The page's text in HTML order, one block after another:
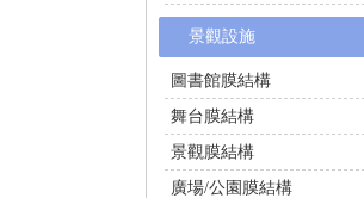
景觀設施
圖書館膜結構
舞台膜結構
景觀膜結構
廣場/公園膜結構